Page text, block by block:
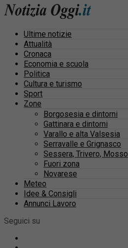
Ultime notizie
Attualità
Cronaca
Economia e scuola
Politica
Cultura e turismo
Sport
Zone
Borgosesia e dintorni
Gattinara e dintorni
Varallo e alta Valsesia
Serravalle e Grignasco
Sessera, Trivero, Mosso
Fuori zona
Novarese
Meteo
Idee & Consigli
Annunci Lavoro
Seguici su